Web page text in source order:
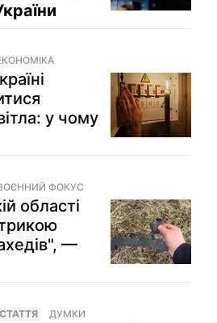
у чому
ФОКУС
області
—
СТАТТЯ ДУМКИ